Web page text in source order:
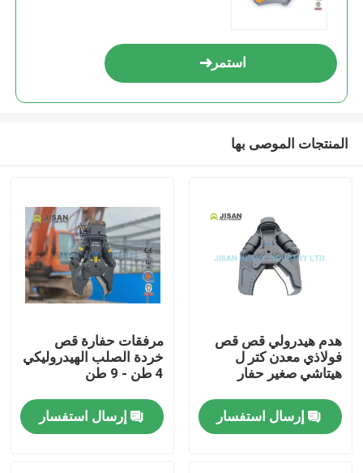
بيت
استمر
المنتجات الموصى بها
هدم هيدرولي قص قص
فولاذي معدن كتر ل
هيتاشي صغير حفار
إرسال استفسار
مرفقات حفارة قص
خردة الصلب الهيدروليكي
4 طن - 9 طن
إرسال استفسار